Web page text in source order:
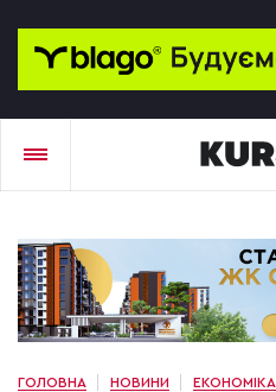
ГОЛОВНА НОВИНИ
ЕКОНОМІКА